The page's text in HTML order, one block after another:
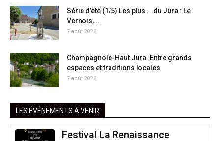
Série d’été (1/5) Les plus … du Jura : Le
Vernois,...
7 août 2026
Champagnole-Haut Jura. Entre grands
espaces et traditions locales
7 août 2026
LES ÉVÉNEMENTS À VENIR
Festival La Renaissance